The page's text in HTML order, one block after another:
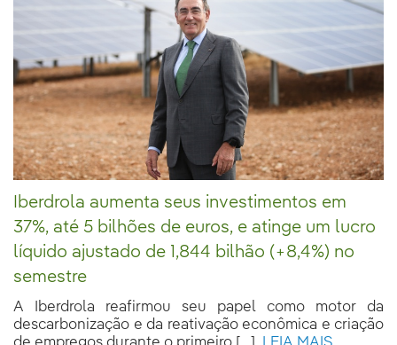
Iberdrola aumenta seus investimentos em
37%, até 5 bilhões de euros, e atinge um lucro
líquido ajustado de 1,844 bilhão (+8,4%) no
semestre
A Iberdrola reafirmou seu papel como motor da
descarbonização e da reativação econômica e criação